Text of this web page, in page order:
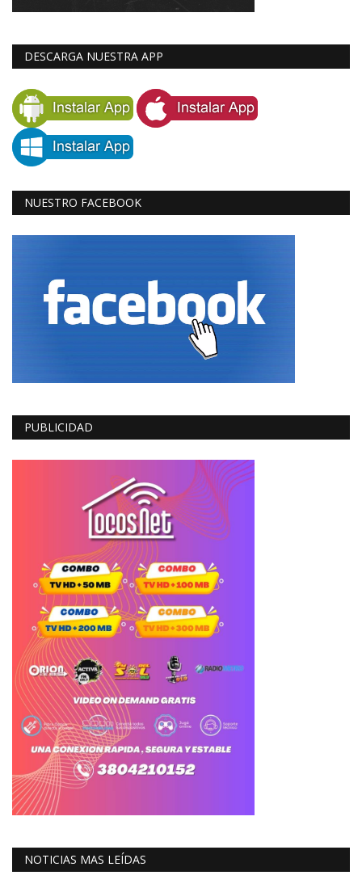
DESCARGA NUESTRA APP
NUESTRO FACEBOOK
PUBLICIDAD
NOTICIAS MAS LEÍDAS